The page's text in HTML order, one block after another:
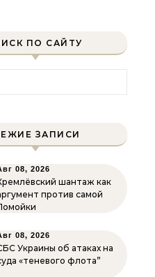
ПО САЙТУ
ЗАПИСИ
08, 2026
шантаж как
против самой
08, 2026
Украины об атаках на
«теневого флота”